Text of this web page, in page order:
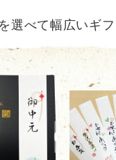
選べて幅広いギ